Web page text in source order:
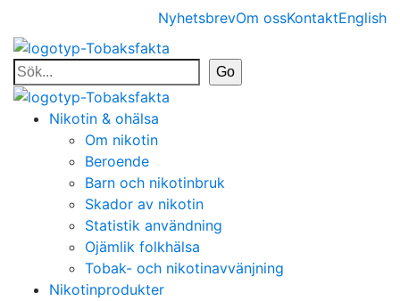
NyhetsbrevOm ossKontaktEnglish
Nikotin & ohälsa
Om nikotin
Beroende
Barn och nikotinbruk
Skador av nikotin
Statistik användning
Ojämlik folkhälsa
Tobak- och nikotinavvänjning
Nikotinprodukter